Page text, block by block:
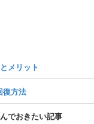
メリット
復方法
でおきたい記事